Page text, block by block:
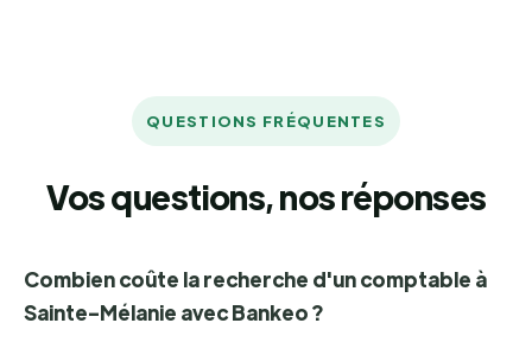
QUESTIONS FRÉQUENTES
Vos questions, nos réponses
Combien coûte la recherche d'un comptable à
Sainte-Mélanie avec Bankeo ?